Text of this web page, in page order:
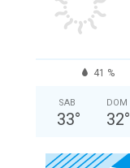
41 %
SAB
33°
DOM
32°